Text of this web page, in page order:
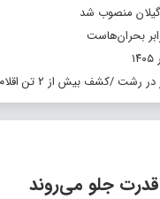
گیلان منصوب شد
بحران‌هاست
قدرت جلو می‌روند